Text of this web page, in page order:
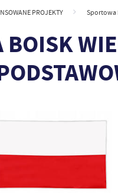
PROJEKTY Sportowa
BOISK